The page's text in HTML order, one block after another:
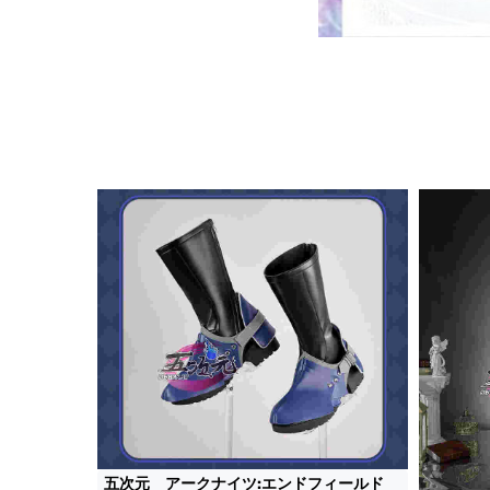
五次元 アークナイツ:エンドフィールド